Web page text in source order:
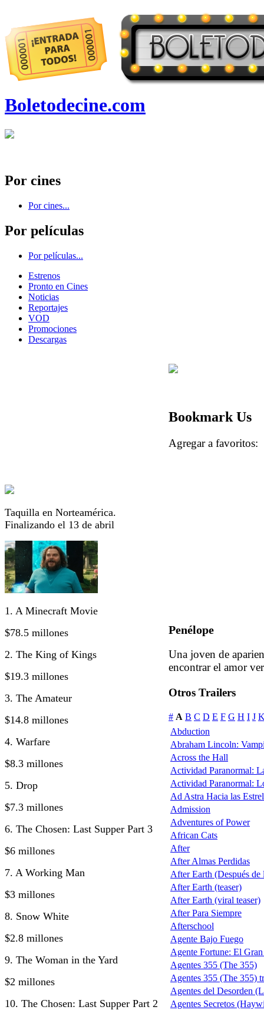
Boletodecine.com
Por cines
Por cines...
Por películas
Por películas...
Estrenos
Pronto en Cines
Noticias
Reportajes
VOD
Promociones
Descargas
Taquilla en Norteamérica.
Finalizando el 13 de abril
1. A Minecraft Movie
$78.5 millones
2. The King of Kings
$19.3 millones
3. The Amateur
$14.8 millones
4. Warfare
$8.3 millones
5. Drop
$7.3 millones
6. The Chosen: Last Supper Part 3
$6 millones
7. A Working Man
$3 millones
8. Snow White
$2.8 millones
9. The Woman in the Yard
$2 millones
10. The Chosen: Last Supper Part 2
Bookmark Us
Agregar a
Penélope
Una joven de
encontrar el amor
Otros Trailers
# A B C D E F G H I J
Abduction
Abraham Lincoln:
Across the Hall
Actividad Paranormal:
Actividad Paranormal:
Ad Astra Hacia las
Admission
Adventures of Power
African Cats
After
After Almas Perdidas
After Earth (Después de
After Earth (teaser)
After Earth (viral teaser)
After Para Siempre
Afterschool
Agente Bajo Fuego
Agente Fortune: El
Agentes 355 (The 355)
Agentes 355 (The 355)
Agentes del Desorden
Agentes Secretos